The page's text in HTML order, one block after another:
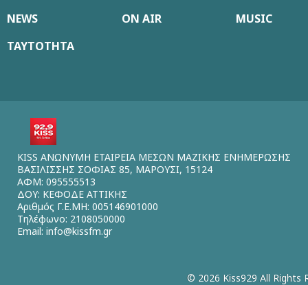
NEWS ON AIR
MUSIC
ΤΑΥΤΟΤΗΤΑ
KISS ΑΝΩΝΥΜΗ ΕΤΑΙΡΕΙΑ ΜΕΣΩΝ ΜΑΖΙΚΗΣ ΕΝΗΜΕΡΩΣΗΣ
ΒΑΣΙΛΙΣΣΗΣ ΣΟΦΙΑΣ 85, ΜΑΡΟΥΣΙ, 15124
ΑΦΜ: 095555513
ΔΟΥ: ΚΕΦΟΔΕ ΑΤΤΙΚΗΣ
Αριθμός Γ.Ε.ΜΗ: 005146901000
Τηλέφωνο: 2108050000
Email: info@kissfm.gr
© 2026 Kiss929 All Rights